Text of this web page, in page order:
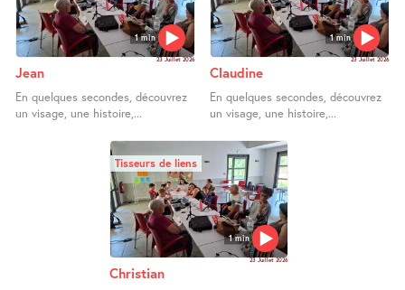
1 min
23 Juillet 2026
Jean
En quelques secondes, découvrez
un visage, une histoire,...
1 min
23 Juillet 2026
Claudine
En quelques secondes, découvrez
un visage, une histoire,...
1 min
Tisseurs de liens
23 Juillet 2026
Christian